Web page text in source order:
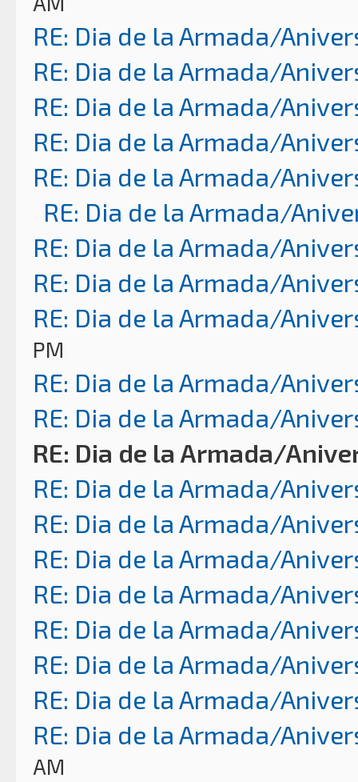
RE: Dia de la Armada/
RE: Dia de la Armada/
RE: Dia de la Armada/
RE: Dia de la Armada/
RE: Dia de la Armada/
RE: Dia de la Armada/
RE: Dia de la Armada/
RE: Dia de la Armada/
RE: Dia de la Armada/
PM
RE: Dia de la Armada/
RE: Dia de la Armada/
RE: Dia de la Armada/
RE: Dia de la Armada/
RE: Dia de la Armada/
RE: Dia de la Armada/
RE: Dia de la Armada/
RE: Dia de la Armada/
RE: Dia de la Armada/
RE: Dia de la Armada/
RE: Dia de la Armada/
AM